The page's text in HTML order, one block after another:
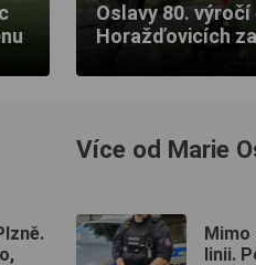
Oslavy 80.
Horažďovicích
Více od Marie
linii.